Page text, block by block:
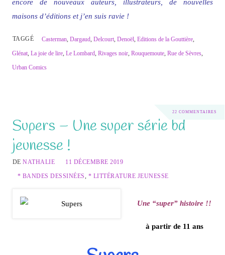
encore de nouveaux auteurs, illustrateurs, de nouvelles
maisons d’éditions et j’en suis ravie !
TAGGÉ Casterman,Dargaud,Delcourt,Denoël,Editions de la Gouttière,
Glénat, La joie de lire, Le Lombard, Rivages noir, Rouquemoute, Rue de Sèvres,
Urban Comics
22 COMMENTAIRES
Supers – Une super série bd
jeunesse !
DENATHALIE
11 DÉCEMBRE 2019
* BANDES DESSINÉES, * LITTÉRATURE JEUNESSE
Une “super” histoire !!
à partir de 11 ans